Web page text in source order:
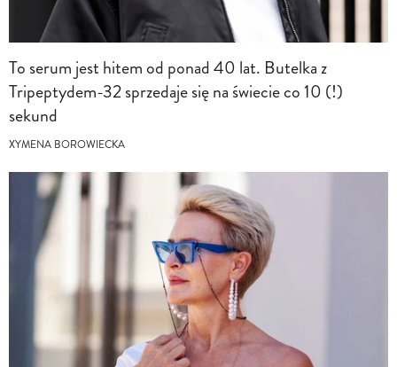
To serum jest hitem od ponad 40 lat. Butelka z
Tripeptydem-32 sprzedaje się na świecie co 10 (!)
sekund
XYMENA BOROWIECKA